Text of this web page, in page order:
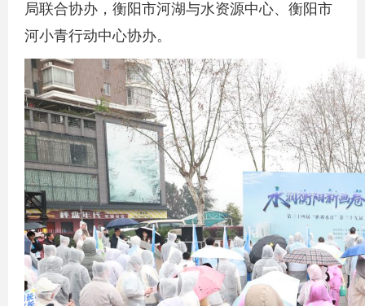
局联合协办，衡阳市河湖与水资源中心、衡阳市
河小青行动中心协办。